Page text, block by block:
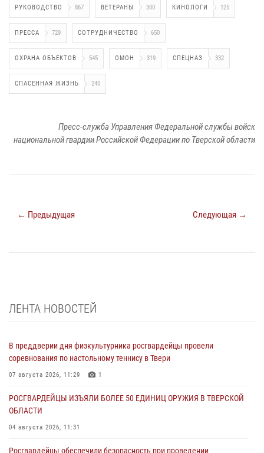
РУКОВОДСТВО 867 ВЕТЕРАНЫ 300 КИНОЛОГИ 125
ПРЕССА 729 СОТРУДНИЧЕСТВО 650
ОХРАНА ОБЪЕКТОВ 545 ОМОН 319 СПЕЦНАЗ 332
СПАСЕННАЯ ЖИЗНЬ 240
Пресс-служба Управления Федеральной службы войск
национальной гвардии Российской Федерации по Тверской области
← Предыдущая Следующая →
ЛЕНТА НОВОСТЕЙ
В преддверии дня физкультурника росгвардейцы провели
соревнования по настольному теннису в Твери
07 августа 2026, 11:29 1
РОСГВАРДЕЙЦЫ ИЗЪЯЛИ БОЛЕЕ 50 ЕДИНИЦ ОРУЖИЯ В ТВЕРСКОЙ
ОБЛАСТИ
04 августа 2026, 11:31
Росгвардейцы обеспечили безопасность при проведении